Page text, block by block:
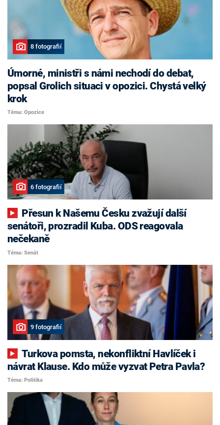
8 fotografií
Úmorné, ministři s námi nechodí do debat,
popsal Grolich situaci v opozici. Chystá velký
krok
Téma: Opozice
6 fotografií
senátoři, prozradil Kuba. ODS reagovala
nečekaně
Téma: Senát
9 fotografií
Turkova pomsta, nekonfliktní Havlíček i
návrat Klause. Kdo může vyzvat Petra Pavla?
Téma: Politika